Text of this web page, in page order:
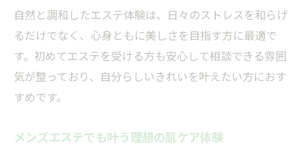
自然と調和したエステ体験は、日々のストレスを和らげ
るだけでなく、心身ともに美しさを目指す方に最適で
す。初めてエステを受ける方も安心して相談できる雰囲
気が整っており、自分らしいきれいを叶えたい方におす
すめです。
メンズエステでも叶う理想の肌ケア体験